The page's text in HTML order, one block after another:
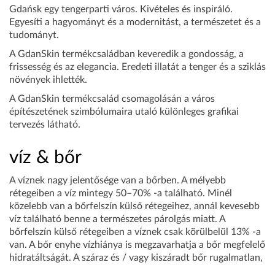
Gdańsk egy tengerparti város. Kivételes és inspiráló.
Egyesíti a hagyományt és a modernitást, a természetet és a
tudományt.
A GdanSkin termékcsaládban keveredik a gondosság, a
frissesség és az elegancia. Eredeti illatát a tenger és a sziklás
növények ihlették.
A GdanSkin termékcsalád csomagolásán a város
építészetének szimbólumaira utaló különleges grafikai
tervezés látható.
víz & bőr
A víznek nagy jelentősége van a bőrben. A mélyebb
rétegeiben a víz mintegy 50–70% -a található. Minél
közelebb van a bőrfelszín külső rétegeihez, annál kevesebb
víz található benne a természetes párolgás miatt. A
bőrfelszín külső rétegeiben a víznek csak körülbelül 13% -a
van. A bőr enyhe vízhiánya is megzavarhatja a bőr megfelelő
hidratáltságát. A száraz és / vagy kiszáradt bőr rugalmatlan,